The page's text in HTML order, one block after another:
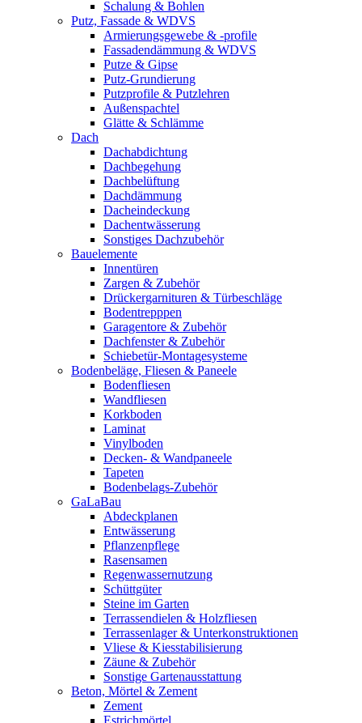
Schalung & Bohlen
Putz, Fassade & WDVS
Armierungsgewebe & -profile
Fassadendämmung & WDVS
Putze & Gipse
Putz-Grundierung
Putzprofile & Putzlehren
Außenspachtel
Glätte & Schlämme
Dach
Dachabdichtung
Dachbegehung
Dachbelüftung
Dachdämmung
Dacheindeckung
Dachentwässerung
Sonstiges Dachzubehör
Bauelemente
Innentüren
Zargen & Zubehör
Drückergarnituren & Türbeschläge
Bodentrepppen
Garagentore & Zubehör
Dachfenster & Zubehör
Schiebetür-Montagesysteme
Bodenbeläge, Fliesen & Paneele
Bodenfliesen
Wandfliesen
Korkboden
Laminat
Vinylboden
Decken- & Wandpaneele
Tapeten
Bodenbelags-Zubehör
GaLaBau
Abdeckplanen
Entwässerung
Pflanzenpflege
Rasensamen
Regenwassernutzung
Schüttgüter
Steine im Garten
Terrassendielen & Holzfliesen
Terrassenlager & Unterkonstruktionen
Vliese & Kiesstabilisierung
Zäune & Zubehör
Sonstige Gartenausstattung
Beton, Mörtel & Zement
Zement
Estrichmörtel